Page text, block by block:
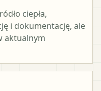
ciepła,
i dokumentację, ale
aktualnym